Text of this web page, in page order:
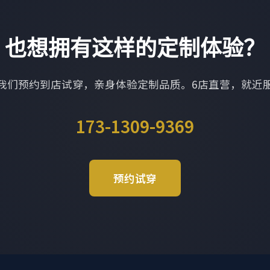
也想拥有这样的定制体验？
们预约到店试穿，亲身体验定制品质。6店直营，就近
173-1309-9369
预约试穿